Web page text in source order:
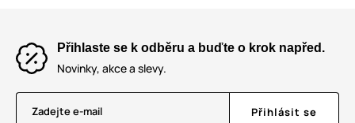
Přihlaste se k odběru a buďte o krok napřed.
Novinky, akce a slevy.
Zadejte e-mail Přihlásit se